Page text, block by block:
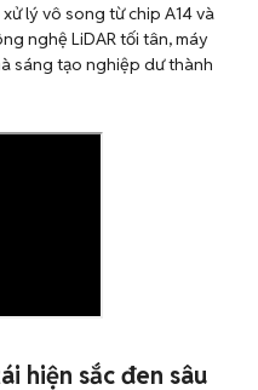
lý vô song từ chip A14 và
nghệ LiDAR tối tân, máy
sáng tạo nghiệp dư thành
hiện sắc đen sâu